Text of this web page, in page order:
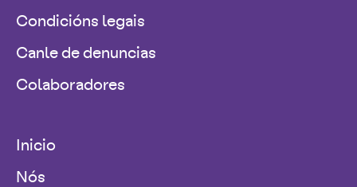
Condicións legais
Canle de denuncias
Colaboradores
Inicio
Nós